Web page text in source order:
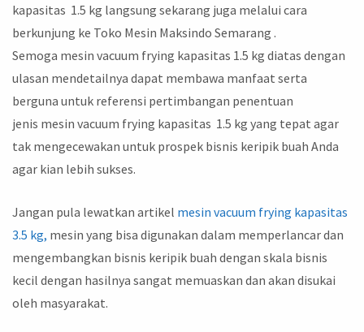
kapasitas 1.5 kg langsung sekarang juga melalui cara
berkunjung ke Toko Mesin Maksindo Semarang .
Semoga mesin vacuum frying kapasitas 1.5 kg diatas dengan
ulasan mendetailnya dapat membawa manfaat serta
berguna untuk referensi pertimbangan penentuan
jenis mesin vacuum frying kapasitas 1.5 kg yang tepat agar
tak mengecewakan untuk prospek bisnis keripik buah Anda
agar kian lebih sukses.
Jangan pula lewatkan artikel mesin vacuum frying kapasitas
3.5 kg, mesin yang bisa digunakan dalam memperlancar dan
mengembangkan bisnis keripik buah dengan skala bisnis
kecil dengan hasilnya sangat memuaskan dan akan disukai
oleh masyarakat.